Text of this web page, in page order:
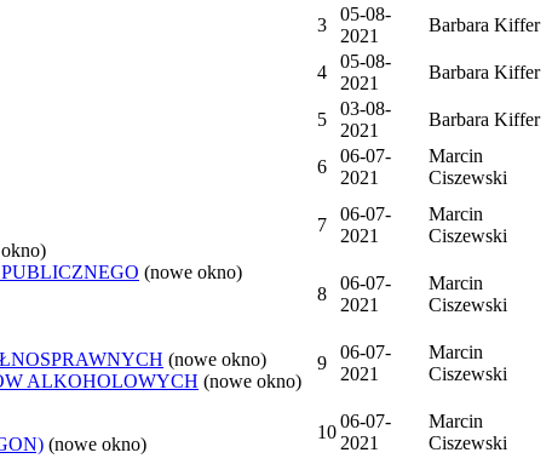
(nowe okno)
(nowe okno)
ALKOHOLOWYCH (nowe okno)
(nowe okno)
3
05-08-
2021
Barbara Kiffer
4
05-08-
2021
Barbara Kiffer
5
03-08-
2021
Barbara Kiffer
6
06-07-
2021
Marcin
Ciszewski
7
06-07-
2021
Marcin
Ciszewski
8
06-07-
2021
Marcin
Ciszewski
9
06-07-
2021
Marcin
Ciszewski
10
06-07-
2021
Marcin
Ciszewski